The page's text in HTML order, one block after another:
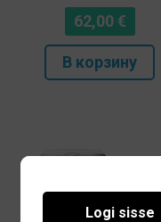
62,00€
В корзину
Logi sisse